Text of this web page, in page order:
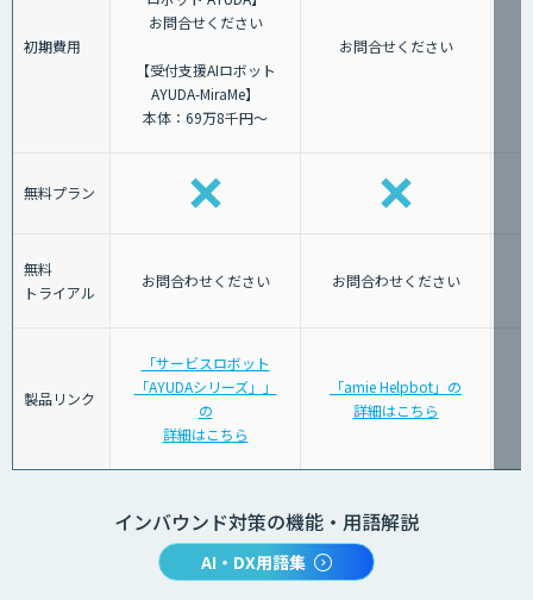
初期費用
お問合せください
【受付支援AIロボット
AYUDA-MiraMe】
本体：69万8千円～
お問合せください
無料プラン
無料
トライアル
お問合わせください お問合わせください
製品リンク
「サービスロボット
「AYUDAシリーズ」」
の
詳細はこちら
「amie Helpbot」の
詳細はこちら
インバウンド対策の機能・用語解説
AI・DX用語集